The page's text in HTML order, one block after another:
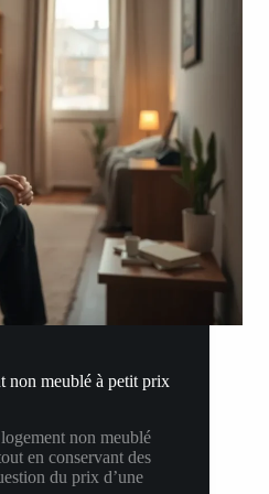
non meublé à petit prix
non meublé
en conservant des
du prix d’une